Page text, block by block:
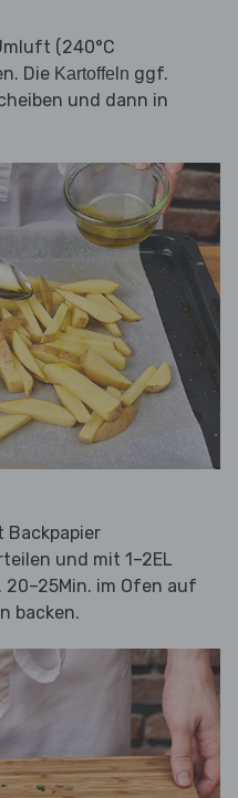
(240°C
Die Kartoffeln ggf.
und dann in
Backpapier
und mit 1–2EL
im Ofen auf
backen.